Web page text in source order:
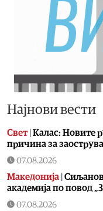
Најнови вести
Свет| Калас: Новите
причина за
07.08.2026
Македонија |
академија по повод
07.08.2026